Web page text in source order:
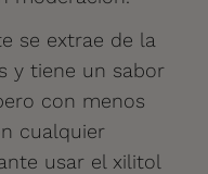
se extrae de la
y tiene un sabor
con menos
cualquier
usar el xilitol